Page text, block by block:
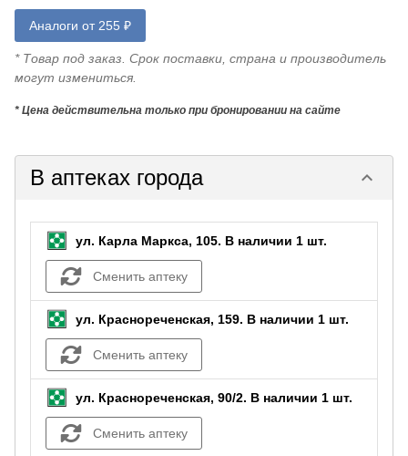
Аналоги от 255 ₽
* Товар под заказ. Срок поставки, страна и производитель
могут измениться.
* Цена действительна только при бронировании на сайте
В аптеках города keyboard_arrow_down
ул. Карла Маркса, 105. В наличии 1 шт.
Сменить аптеку
ул. Краснореченская, 159. В наличии 1 шт.
Сменить аптеку
ул. Краснореченская, 90/2. В наличии 1 шт.
Сменить аптеку